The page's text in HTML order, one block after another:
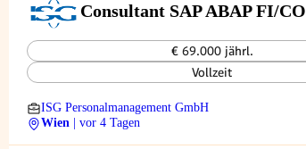
Consultant SAP ABAP FI/CO
€ 69.000 jährl.
Vollzeit
ISG Personalmanagement GmbH
Wien
| vor 4 Tagen